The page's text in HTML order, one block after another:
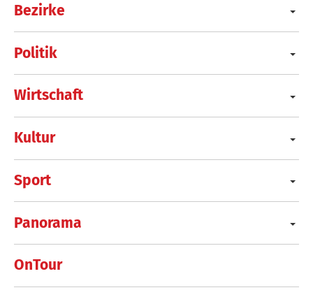
Bezirke
Politik
Wirtschaft
Kultur
Sport
Panorama
OnTour